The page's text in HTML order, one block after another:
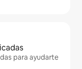
para ayudarte